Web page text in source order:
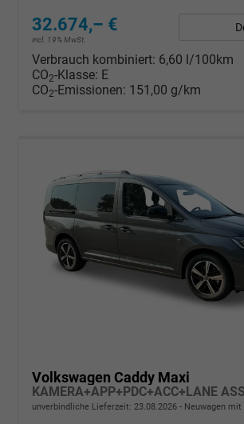
32.674,– €
incl. 19% MwSt.
Verbrauch kombiniert: 6,60 l/100km
CO2-Klasse: E
CO2-Emissionen: 151,00 g/km
Volkswagen Caddy Maxi
KAMERA+APP+PDC+ACC+LANE
unverbindliche Lieferzeit: 23.08.2026 Neuwagen